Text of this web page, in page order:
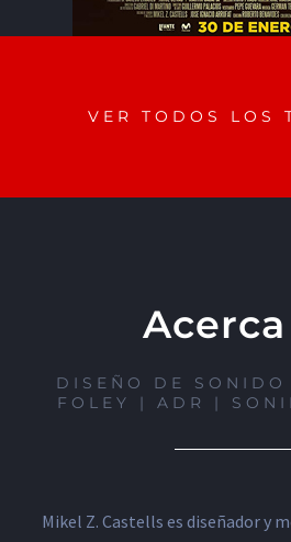
VER TODOS LOS
DISEÑO DE
FOLEY | ADR |
Mikel Z. Castells es diseñador y